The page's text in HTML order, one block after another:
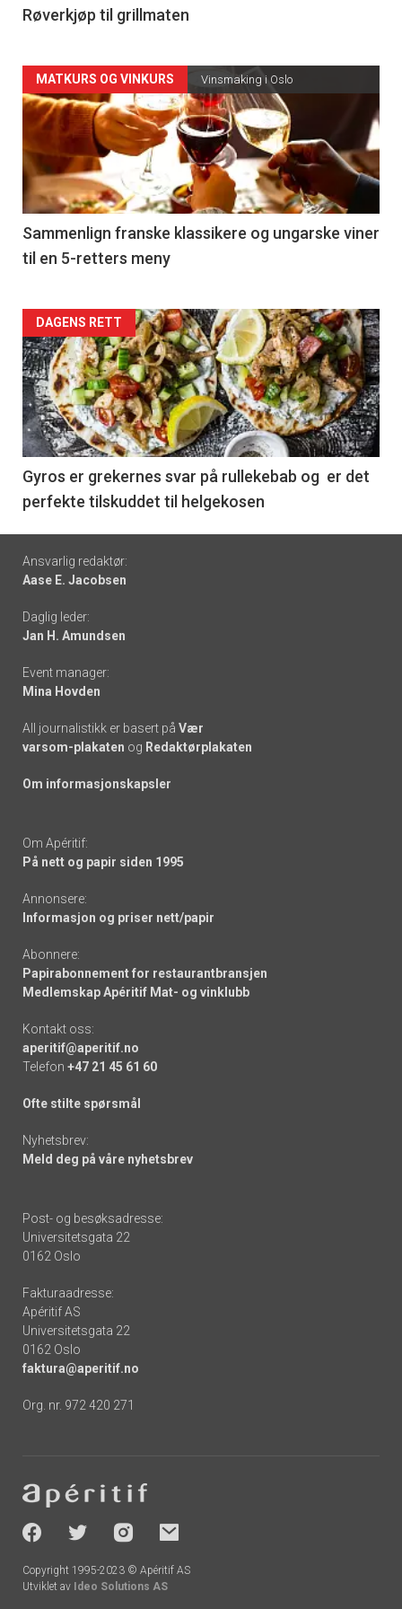
4
Røverkjøp til grillmaten
Forsiden
akkurat
nå
-
5
MATKURS OG VINKURS Vinsmaking i Oslo
Sammenlign franske klassikere og ungarske viner
til en 5-retters meny
Forsiden
akkurat
nå
-
6
DAGENS RETT
Gyros er grekernes svar på rullekebab og er det
perfekte tilskuddet til helgekosen
Footer
-
links
Ansvarlig redaktør:
Aase E. Jacobsen
Daglig leder:
Jan H. Amundsen
Event manager:
Mina Hovden
All journalistikk er basert på Vær
varsom-plakaten og Redaktørplakaten
Om informasjonskapsler
Om Apéritif:
På nett og papir siden 1995
Annonsere:
Informasjon og priser nett/papir
Abonnere:
Papirabonnement for restaurantbransjen
Medlemskap Apéritif Mat- og vinklubb
Kontakt oss:
aperitif@aperitif.no
Telefon +47 21 45 61 60
Ofte stilte spørsmål
Nyhetsbrev:
Meld deg på våre nyhetsbrev
Post- og besøksadresse:
Universitetsgata 22
0162 Oslo
Fakturaadresse:
Apéritif AS
Universitetsgata 22
0162 Oslo
faktura@aperitif.no
Org. nr. 972 420 271
-
socials
Copyright 1995-2023 © Apéritif AS
Utviklet av Ideo Solutions AS